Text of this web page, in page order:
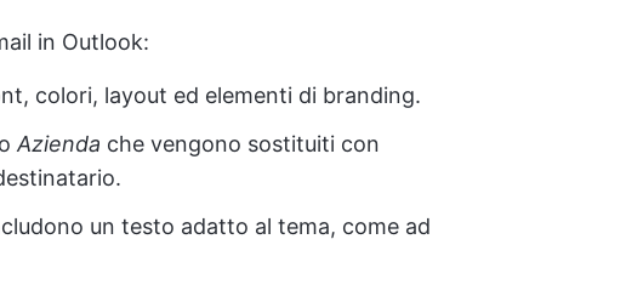
in Outlook:
colori, layout ed elementi di branding.
oAzienda che vengono sostituiti con
un testo adatto al tema, come ad